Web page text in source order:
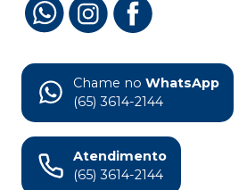
Chame no WhatsApp
(65) 3614-2144
Atendimento
(65) 3614-2144